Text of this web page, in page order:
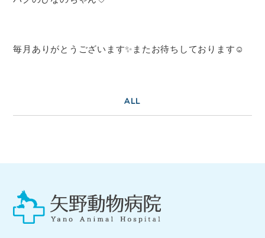
毎月ありがとうございます✨またお待ちしております☺️
ALL